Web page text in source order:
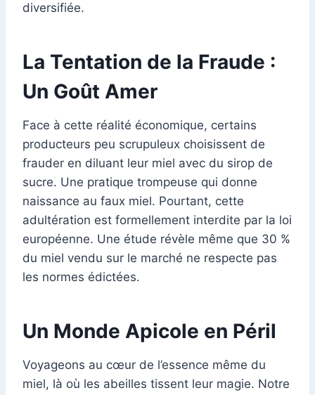
diversifiée.
La Tentation de la Fraude :
Un Goût Amer
Face à cette réalité économique, certains
producteurs peu scrupuleux choisissent de
frauder en diluant leur miel avec du sirop de
sucre. Une pratique trompeuse qui donne
naissance au faux miel. Pourtant, cette
adultération est formellement interdite par la loi
européenne. Une étude révèle même que 30 %
du miel vendu sur le marché ne respecte pas
les normes édictées.
Un Monde Apicole en Péril
Voyageons au cœur de l’essence même du
miel, là où les abeilles tissent leur magie. Notre